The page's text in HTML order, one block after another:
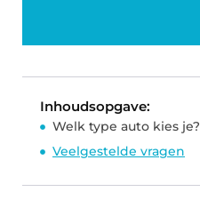
Inhoudsopgave:
Welk type auto kies je?
Veelgestelde vragen